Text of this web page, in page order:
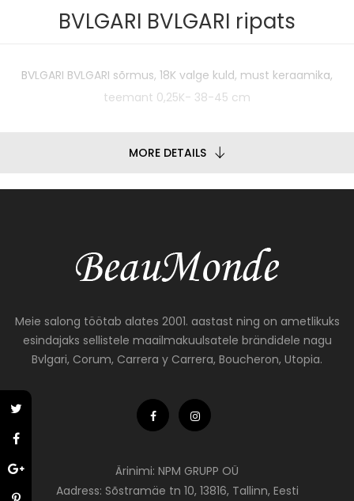
BVLGARI BVLGARI ripats
BVLGARI BVLGARI sõrmus, 18K valge kuld, must keraamika,
teemant 0,25K- 38-45 cm
MORE DETAILS
Meie salong töötab alates 2001. aastast ning on ametlikuks
esindajaks sellistele maailmakuulsatele brändidele nagu
Bvlgari, Corum, Carrera y Carrera, Boucheron, Utopia.
Ärinimi: NPM GRUPP OÜ
Aadress: Sõstramäe tn 10, 13816, Tallinn, Eesti